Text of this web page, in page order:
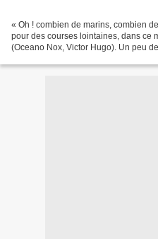
« Oh ! combien de marins, combien
pour des courses lointaines, dans ce
(Oceano Nox, Victor Hugo). Un peu